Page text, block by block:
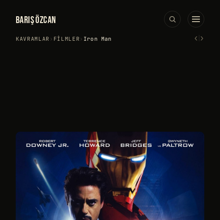
BARIŞ ÖZCAN
KAVRAMLAR › FILMLER › Iron Man ‹›